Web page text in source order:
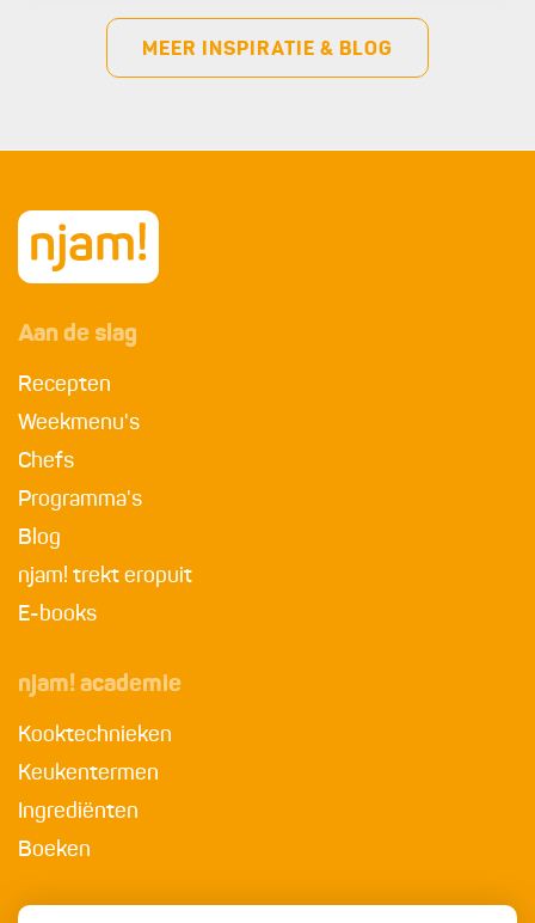
MEER INSPIRATIE & BLOG
Aan de slag
Recepten
Weekmenu's
Chefs
Programma's
Blog
njam! trekt eropuit
E-books
njam! academie
Kooktechnieken
Keukentermen
Ingrediënten
Boeken